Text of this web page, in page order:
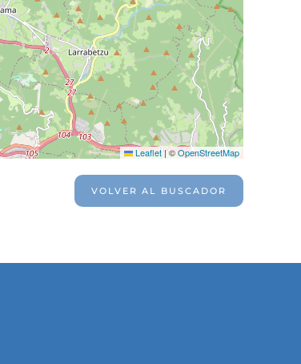
Leaflet|©OpenStreetMap
VOLVER AL BUSCADOR